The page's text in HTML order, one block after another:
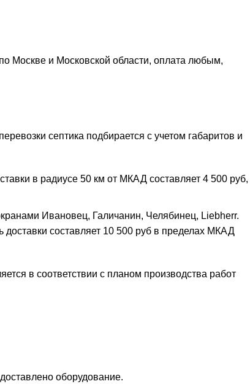
Москве и Московской области, оплата любым,
септика подбирается с учетом габаритов и
в радиусе 50 км от МКАД составляет 4 500 руб,
Ивановец, Галичанин, Челябинец, Liebherr.
доставки составляет 10 500 руб в пределах МКАД
в соответствии с планом производства работ
оборудование.